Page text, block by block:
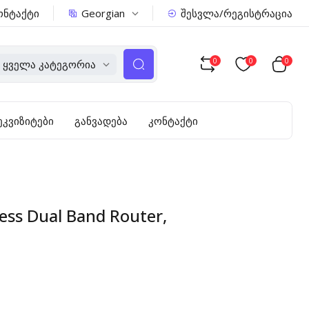
Georgian შესვლა/რეგისტრაცია
Ყველა Კატეგორია 0 0 0
განვადება კონტაქტი
Dual Band Router,